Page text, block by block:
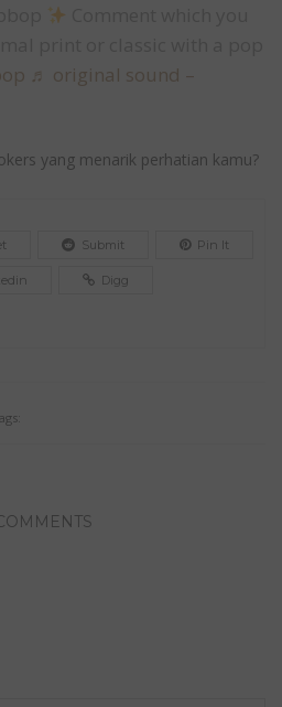
♬ original sound –
yang menarik perhatian kamu?
Submit Pin It
Digg